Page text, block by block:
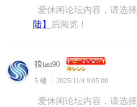
爱休闲论坛内容，请选择
陆】
后阅览！
狼tan90
5 楼 2025/11/4 9:05:00
爱休闲论坛内容，请选择